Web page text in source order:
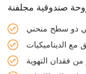
صندوقية مجلفنة